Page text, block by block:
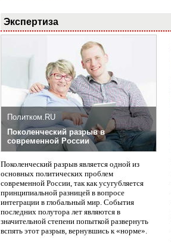
Экспертиза
Политком.RU
Поколенческий разрыв в
современной России
Поколенческий разрыв является одной из
основных политических проблем
современной России, так как усугубляется
принципиальной разницей в вопросе
интеграции в глобальный мир. События
последних полутора лет являются в
значительной степени попыткой развернуть
вспять этот разрыв, вернувшись к «норме».